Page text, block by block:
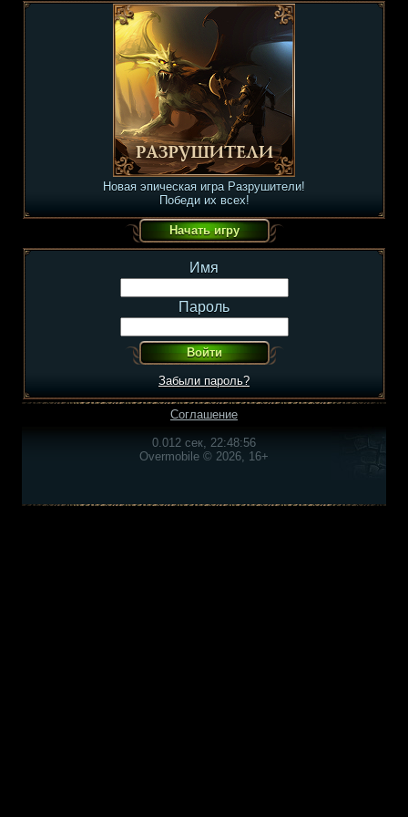
Новая эпическая игра Разрушители!
Победи их всех!
Имя
Пароль
Забыли пароль?
Соглашение
0.012 сек, 22:48:56
Overmobile © 2026, 16+